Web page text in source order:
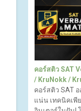
คอร์สติว SAT
/ KruNokk /
คอร์สติว SAT
แน่น เทคนิคเพี